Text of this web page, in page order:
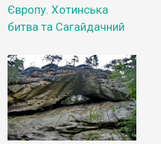
Європу. Хотинська
битва та Сагайдачний